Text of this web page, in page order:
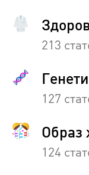
213
127
Образ
124